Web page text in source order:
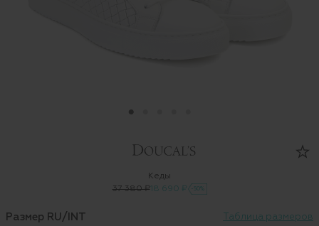
Кеды
37 380 ₽ 18 690 ₽ -50%
Размер RU/INT Таблица размеров